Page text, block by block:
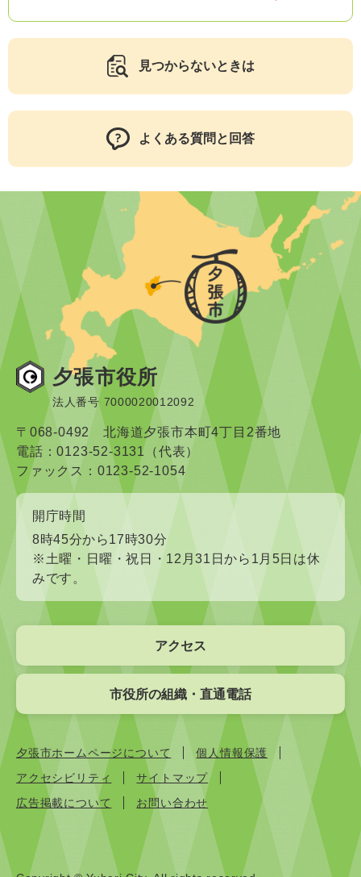
見つからないときは
よくある質問と回答
夕張市役所
法人番号 7000020012092
〒068-0492 北海道夕張市本町4丁目2番地
電話：0123-52-3131（代表）
ファックス：0123-52-1054
開庁時間
8時45分から17時30分
※土曜・日曜・祝日・12月31日から1月5日は休
みです。
アクセス
市役所の組織・直通電話
夕張市ホームページについて
個人情報保護
アクセシビリティ
サイトマップ
広告掲載について
お問い合わせ